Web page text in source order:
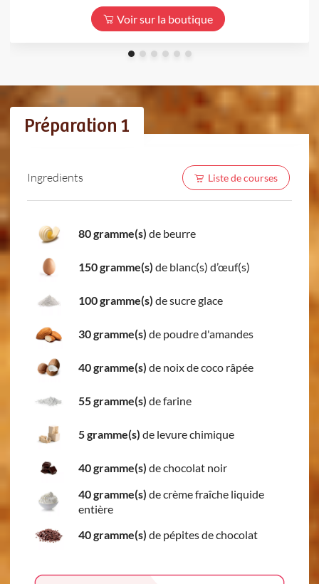
Voir sur la boutique
Préparation 1
Ingredients Liste de courses
80 gramme(s) de beurre
150 gramme(s) de blanc(s) d’œuf(s)
100 gramme(s) de sucre glace
30 gramme(s) de poudre d'amandes
40 gramme(s) de noix de coco râpée
55 gramme(s) de farine
5 gramme(s) de levure chimique
40 gramme(s) de chocolat noir
40 gramme(s) de crème fraîche liquide
entière
40 gramme(s) de pépites de chocolat